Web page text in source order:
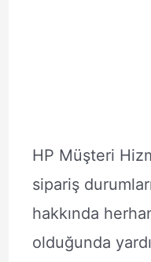
HP Müşteri
sipariş
hakkında
olduğunda